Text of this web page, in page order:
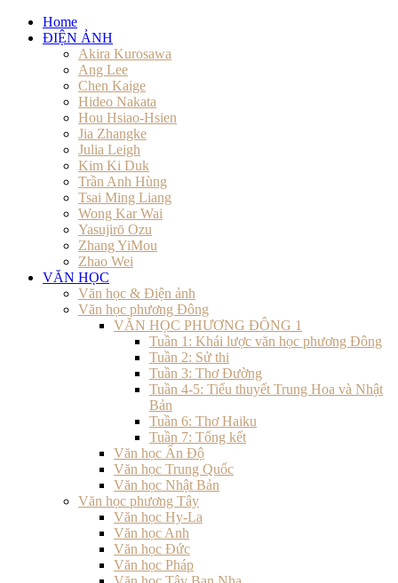
Home
ĐIỆN ẢNH
Akira Kurosawa
Ang Lee
Chen Kaige
Hideo Nakata
Hou Hsiao-Hsien
Jia Zhangke
Julia Leigh
Kim Ki Duk
Trần Anh Hùng
Tsai Ming Liang
Wong Kar Wai
Yasujirō Ozu
Zhang YiMou
Zhao Wei
VĂN HỌC
Văn học & Điện ảnh
Văn học phương Đông
VĂN HỌC PHƯƠNG ĐÔNG 1
Tuần 1: Khái lược văn học phương Đông
Tuần 2: Sử thi
Tuần 3: Thơ Đường
Tuần 4-5: Tiểu thuyết Trung Hoa và Nhật
Bản
Tuần 6: Thơ Haiku
Tuần 7: Tổng kết
Văn học Ấn Độ
Văn học Trung Quốc
Văn học Nhật Bản
Văn học phương Tây
Văn học Hy-La
Văn học Anh
Văn học Đức
Văn học Pháp